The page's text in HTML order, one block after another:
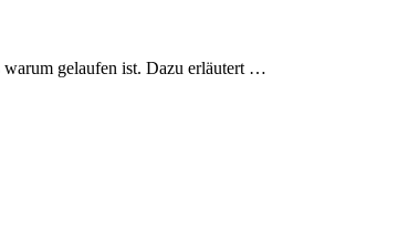
warum gelaufen ist. Dazu erläutert …